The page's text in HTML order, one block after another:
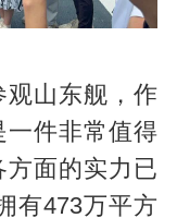
观山东舰，作
一件非常值得
面的实力已
有473万平方